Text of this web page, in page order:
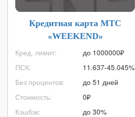
Кредитная карта МТС
«WEEKEND»
Кред. лимит:
ПСК:
Без процентов:
Стоимость:
Кэшбэк:
до 1000000₽
11.637-45.045%
до 51 дней
0₽
до 30%